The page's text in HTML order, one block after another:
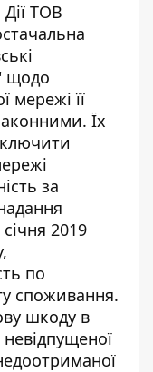
ТОВ
щодо
мережі її
Їх
за
2019
по
споживання.
шкоду в
невідпущеної